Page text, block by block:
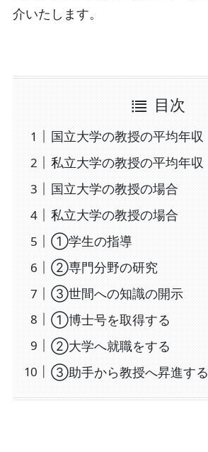
介いたします。
目次
国立大学の教授の平均年収
私立大学の教授の平均年収
国立大学の教授の場合
私立大学の教授の場合
①学生の指導
②専門分野の研究
③世間への知識の開示
①博士号を取得する
②大学へ就職をする
③助手から教授へ昇進する